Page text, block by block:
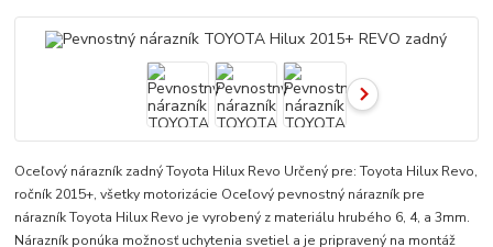
Oceľový nárazník zadný Toyota Hilux Revo Určený pre: Toyota Hilux Revo,
ročník 2015+, všetky motorizácie Oceľový pevnostný nárazník pre
nárazník Toyota Hilux Revo je vyrobený z materiálu hrubého 6, 4, a 3mm.
Nárazník ponúka možnosť uchytenia svetiel a je pripravený na montáž